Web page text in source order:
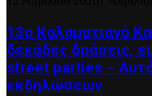
13ο Καλαματιανό
δεκάδες δράσεις,
street parties –
εκδηλώσεων